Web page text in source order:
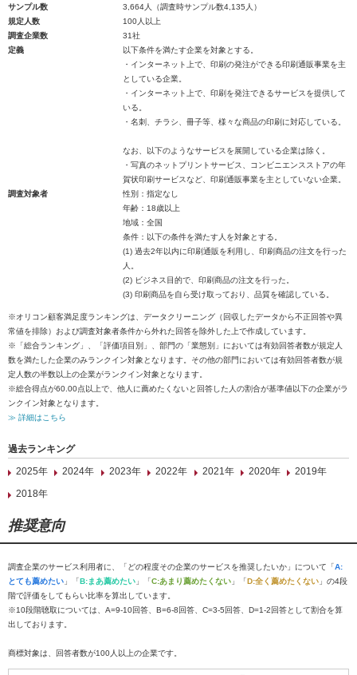
サンプル数
3,664人（調査時サンプル数4,135人）
規定人数
100人以上
調査企業数
31社
定義
以下条件を満たす企業を対象とする。
・インターネット上で、印刷の発注ができる印刷通販事業を主
としている企業。
・インターネット上で、印刷を発注できるサービスを提供して
いる。
・名刺、チラシ、冊子等、様々な商品の印刷に対応している。
なお、以下のようなサービスを展開している企業は除く。
・写真のネットプリントサービス、コンビニエンスストアの年
賀状印刷サービスなど、印刷通販事業を主としていない企業。
調査対象者
性別：指定なし
年齢：18歳以上
地域：全国
条件：以下の条件を満たす人を対象とする。
(1) 過去2年以内に印刷通販を利用し、印刷商品の注文を行った
人。
(2) ビジネス目的で、印刷商品の注文を行った。
(3) 印刷商品を自ら受け取っており、品質を確認している。
※オリコン顧客満足度ランキングは、データクリーニング（回収したデータから不正回答や異
常値を排除）および調査対象者条件から外れた回答を除外した上で作成しています。
※「総合ランキング」、「評価項目別」、部門の「業態別」においては有効回答者数が規定人
数を満たした企業のみランクイン対象となります。その他の部門においては有効回答者数が規
定人数の半数以上の企業がランクイン対象となります。
※総合得点が60.00点以上で、他人に薦めたくないと回答した人の割合が基準値以下の企業がラ
ンクイン対象となります。
≫ 詳細はこちら
過去ランキング
2025年
2024年 2023年 2022年 2021年 2020年
2019年
2018年
推奨意向
調査企業のサービス利用者に、「どの程度その企業のサービスを推奨したいか」について「A:
とても薦めたい 」「B:まあ薦めたい 」「C:あまり薦めたくない 」「D:全く薦めたくない 」の4段
階で評価をしてもらい比率を算出しています。
※10段階聴取については、A=9-10回答、B=6-8回答、C=3-5回答、D=1-2回答として割合を算
出しております。
商標対象は、回答者数が100人以上の企業です。